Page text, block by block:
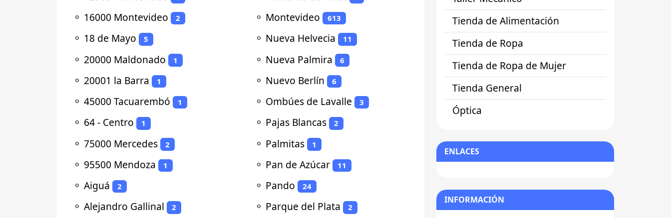
⚬ 16000 Montevideo 2
⚬ 18 de Mayo 5
⚬ 20000 Maldonado 1
⚬ 20001 la Barra 1
⚬ 45000 Tacuarembó 1
⚬ 64 - Centro 1
⚬ 75000 Mercedes 2
⚬ 95500 Mendoza 1
⚬ Aiguá 2
⚬ Alejandro Gallinal 2
⚬ Montevideo 613
⚬ Nueva Helvecia 11
⚬ Nueva Palmira 6
⚬ Nuevo Berlín 6
⚬ Ombúes de Lavalle 3
⚬ Pajas Blancas 2
⚬ Palmitas 1
⚬ Pan de Azúcar 11
⚬ Pando 24
⚬ Parque del Plata 2
Tienda de Alimentación
Tienda de Ropa
Tienda de Ropa de Mujer
Tienda General
Óptica
ENLACES
INFORMACIÓN